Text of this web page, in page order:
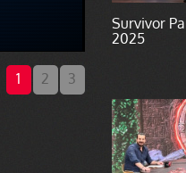
1 2 3
Survivor
2025